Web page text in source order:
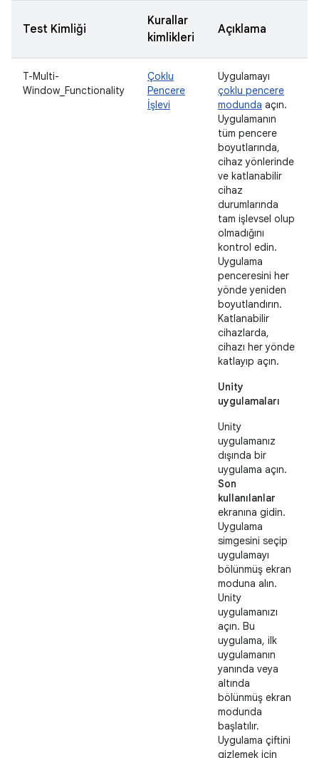
Test Kimliği
Kurallar
kimlikleri
Açıklama
T-Multi-
Window_Functionality
Çoklu
Pencere
İşlevi
Uygulamayı
çoklu pencere
modunda açın.
Uygulamanın
tüm pencere
boyutlarında,
cihaz yönlerinde
ve katlanabilir
cihaz
durumlarında
tam işlevsel olup
olmadığını
kontrol edin.
Uygulama
penceresini her
yönde yeniden
boyutlandırın.
Katlanabilir
cihazlarda,
cihazı her yönde
katlayıp açın.
Unity
uygulamaları
Unity
uygulamanız
dışında bir
uygulama açın.
Son
kullanılanlar
ekranına gidin.
Uygulama
simgesini seçip
uygulamayı
bölünmüş ekran
moduna alın.
Unity
uygulamanızı
açın. Bu
uygulama, ilk
uygulamanın
yanında veya
altında
bölünmüş ekran
modunda
başlatılır.
Uygulama çiftini
gizlemek için